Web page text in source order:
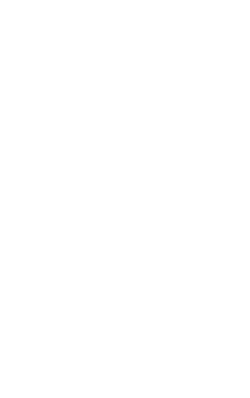
＆設定した発送日数内に発送してい
に発送しています
に発送しています